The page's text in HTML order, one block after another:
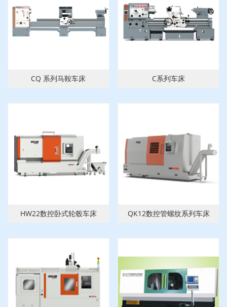
CQ 系列马鞍车床 C系列车床
HW22数控卧式轮毂车床 QK12数控管螺纹系列车床